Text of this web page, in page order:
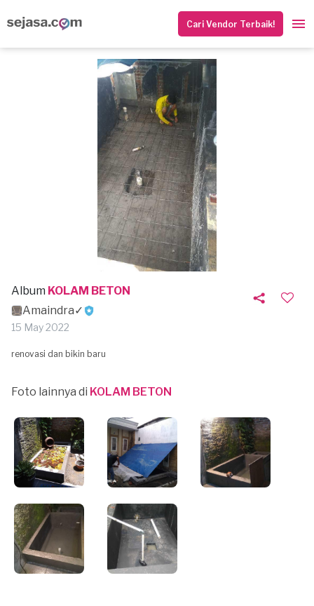
Cari Vendor Terbaik!
Album KOLAM BETON
Amaindra✓
15 May 2022
renovasi dan bikin baru
Foto lainnya di KOLAM BETON